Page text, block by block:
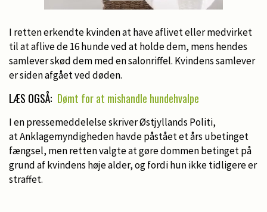
I retten erkendte kvinden at have aflivet eller medvirket
til at aflive de 16 hunde ved at holde dem, mens hendes
samlever skød dem med en salonriffel. Kvindens samlever
er siden afgået ved døden.
LÆS OGSÅ: Dømt for at mishandle hundehvalpe
I en pressemeddelelse skriver Østjyllands Politi,
at Anklagemyndigheden havde påstået et års ubetinget
fængsel, men retten valgte at gøre dommen betinget på
grund af kvindens høje alder, og fordi hun ikke tidligere er
straffet.